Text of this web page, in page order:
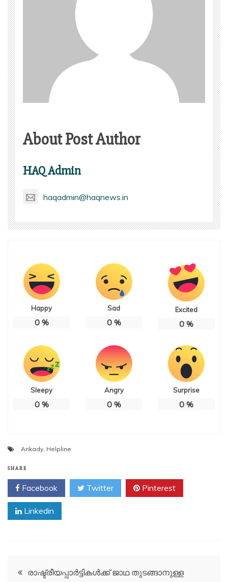
About Post Author
HAQ Admin
haqadmin@haqnews.in
Happy
0%
Sad
0%
Excited
0%
Sleepy
0%
Angry
0%
Surprise
0%
Arikady Helpline
SHARE
Facebook Twitter Pinterest
Linkedin
Postരാഷ്ട്രീയപ്പാർട്ടികൾക്ക് ജാഥ തുടങ്ങാനുള്ള